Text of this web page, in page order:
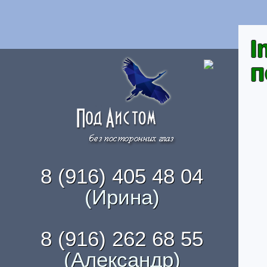
8 (916) 405 48 04
(Ирина)
8 (916) 262 68 55
(Александр)